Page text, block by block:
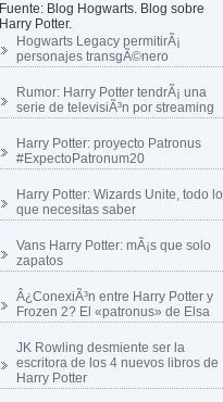
Fuente: Blog Hogwarts. Blog sobre
Harry Potter.
Hogwarts Legacy permitirÃ¡
personajes transgÃ©nero
Rumor: Harry Potter tendrÃ¡ una
serie de televisiÃ³n por streaming
Harry Potter: proyecto Patronus
#ExpectoPatronum20
Harry Potter: Wizards Unite, todo lo
que necesitas saber
Vans Harry Potter: mÃ¡s que solo
zapatos
Â¿ConexiÃ³n entre Harry Potter y
Frozen 2? El «patronus» de Elsa
JK Rowling desmiente ser la
escritora de los 4 nuevos libros de
Harry Potter